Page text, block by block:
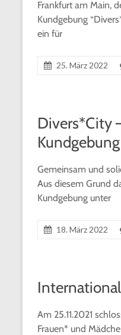
Frankfurt am Main,
Kundgebung
ein für
25. März 2022
Divers*City
Kundgebung
Gemeinsam und
Aus diesem Grund
Kundgebung unter
18. März 2022
Am 25.11.2021
Frauen* und